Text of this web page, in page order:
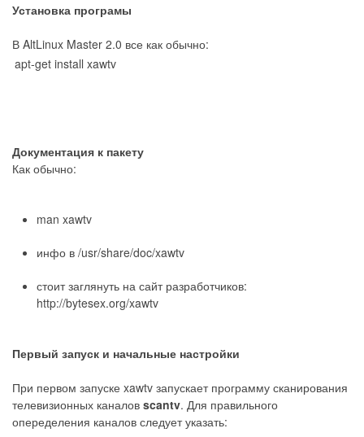
Установка програмы
В AltLinux Master 2.0 все как обычно:
apt-get install xawtv
Документация к пакету
Как обычно:
man xawtv
инфо в /usr/share/doc/xawtv
стоит заглянуть на сайт разработчиков:
http://bytesex.org/xawtv
Первый запуск и начальные настройки
При первом запуске xawtv запускает программу сканирования
телевизионных каналов scantv. Для правильного
опеределения каналов следует указать: